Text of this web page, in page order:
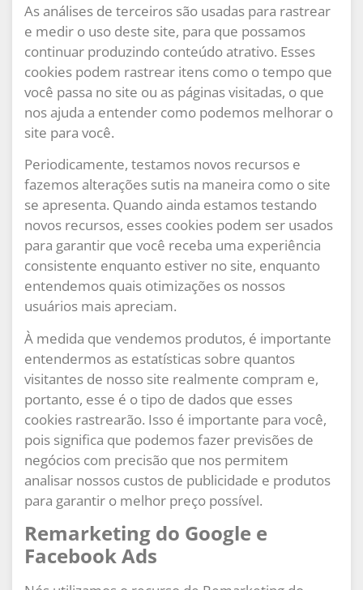
As análises de terceiros são usadas para rastrear
e medir o uso deste site, para que possamos
continuar produzindo conteúdo atrativo. Esses
cookies podem rastrear itens como o tempo que
você passa no site ou as páginas visitadas, o que
nos ajuda a entender como podemos melhorar o
site para você.
Periodicamente, testamos novos recursos e
fazemos alterações sutis na maneira como o site
se apresenta. Quando ainda estamos testando
novos recursos, esses cookies podem ser usados ​​
para garantir que você receba uma experiência
consistente enquanto estiver no site, enquanto
entendemos quais otimizações os nossos
usuários mais apreciam.
À medida que vendemos produtos, é importante
entendermos as estatísticas sobre quantos
visitantes de nosso site realmente compram e,
portanto, esse é o tipo de dados que esses
cookies rastrearão. Isso é importante para você,
pois significa que podemos fazer previsões de
negócios com precisão que nos permitem
analisar nossos custos de publicidade e produtos
para garantir o melhor preço possível.
Remarketing do Google e
Facebook Ads